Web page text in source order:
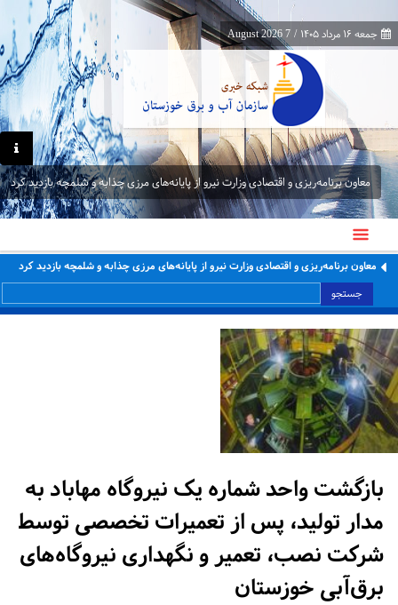
جمعه ۱۶ مرداد ۱۴۰۵ /
7 August 2026
معاون برنامه‌ریزی و اقتصادی وزارت نیرو از پایانه‌های مرزی چذابه و شلمچه بازدید کرد
معاون برنامه‌ریزی و اقتصادی وزارت نیرو از پایانه‌های مرزی چذابه و شلمچه بازدید کرد
جستجو
بازگشت واحد شماره یک نیروگاه مهاباد به
مدار تولید، پس از تعمیرات تخصصی توسط
شرکت نصب، تعمیر و نگهداری نیروگاه‌های
برق‌آبی خوزستان